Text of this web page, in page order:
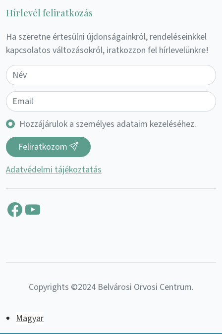
Hírlevél feliratkozás
Ha szeretne értesülni újdonságainkról, rendeléseinkkel
kapcsolatos változásokról, iratkozzon fel hírlevelünkre!
Hozzájárulok a személyes adataim kezeléséhez.
Feliratkozom
Adatvédelmi tájékoztatás
Facebook
YouTube
Copyrights ©2024 Belvárosi Orvosi Centrum.
Magyar